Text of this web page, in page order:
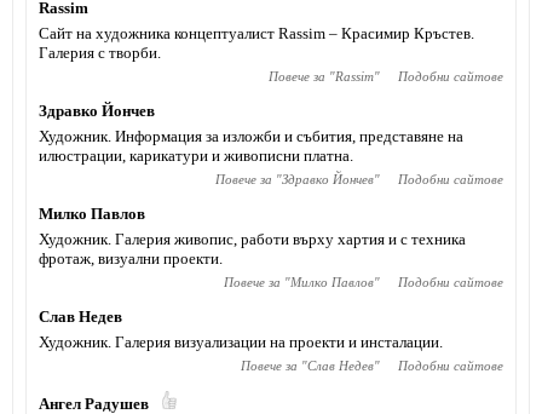
Rassim
Сайт на художника концептуалист Rassim – Красимир Кръстев.
Галерия с творби.
Повече за "Rassim" Подобни сайтове
Здравко Йончев
Художник. Информация за изложби и събития, представяне на
илюстрации, карикатури и живописни платна.
Повече за "Здравко Йончев" Подобни сайтове
Милко Павлов
Художник. Галерия живопис, работи върху хартия и с техника
фротаж, визуални проекти.
Повече за "Милко Павлов" Подобни сайтове
Слав Недев
Художник. Галерия визуализации на проекти и инсталации.
Повече за "Слав Недев" Подобни сайтове
Ангел Радушев